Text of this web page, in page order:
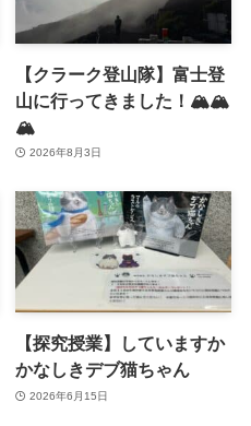
【クラーク登山隊】富士登
山に行ってきました！🏔️🏔️
🏔️
2026年8月3日
【探究授業】していますか
かなしきデブ猫ちゃん
2026年6月15日